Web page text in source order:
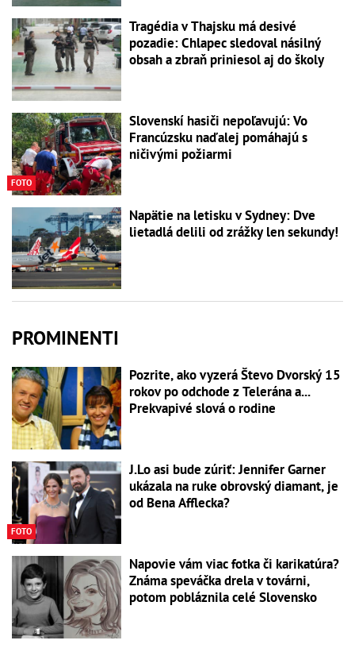
Tragédia v Thajsku má desivé
pozadie: Chlapec sledoval násilný
obsah a zbraň priniesol aj do školy
FOTO
Slovenskí hasiči nepoľavujú: Vo
Francúzsku naďalej pomáhajú s
ničivými požiarmi
Napätie na letisku v Sydney: Dve
lietadlá delili od zrážky len sekundy!
PROMINENTI
Pozrite, ako vyzerá Števo Dvorský 15
rokov po odchode z Telerána a...
Prekvapivé slová o rodine
FOTO
J.Lo asi bude zúriť: Jennifer Garner
ukázala na ruke obrovský diamant, je
od Bena Afflecka?
Napovie vám viac fotka či karikatúra?
Známa speváčka drela v továrni,
potom pobláznila celé Slovensko